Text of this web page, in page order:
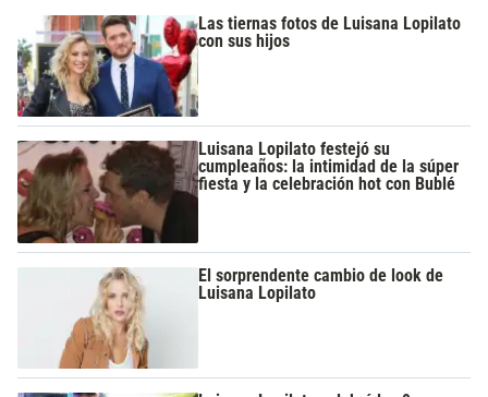
Las tiernas fotos de Luisana Lopilato
con sus hijos
Luisana Lopilato festejó su
cumpleaños: la intimidad de la súper
fiesta y la celebración hot con Bublé
El sorprendente cambio de look de
Luisana Lopilato